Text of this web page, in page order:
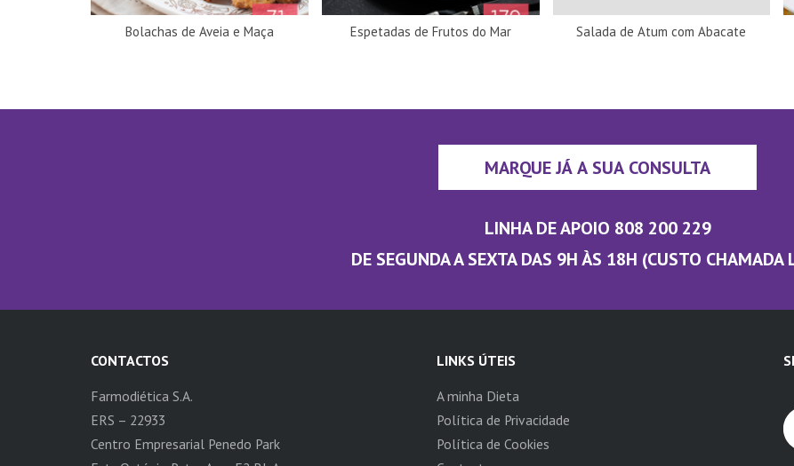
Bolachas de Aveia e Maça Espetadas de Frutos do Mar Salada de Atum com Abacate
MARQUE JÁ A SUA CONSULTA
LINHA DE APOIO 808 200 229
DE SEGUNDA A SEXTA DAS 9H ÀS 18H (CUSTO CHAMADA
CONTACTOS
Farmodiética S.A.
ERS – 22933
Centro Empresarial Penedo Park
LINKS ÚTEIS
A minha Dieta
Política de Privacidade
Política de Cookies